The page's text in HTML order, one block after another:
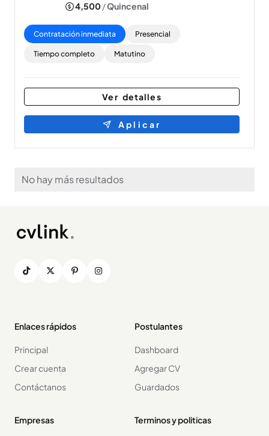
4,500/Quincenal
Contratación inmediata Presencial
Tiempo completo Matutino
Ver detalles
Aplicar
No hay más resultados
Enlaces rápidos
Principal
Crear cuenta
Contáctanos
Postulantes
Dashboard
Agregar CV
Guardados
Empresas Terminos y politicas